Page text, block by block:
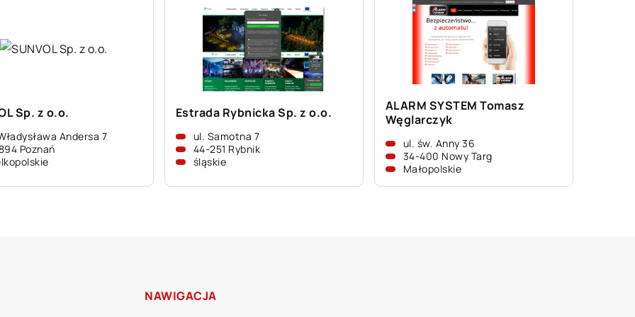
Sp. z o.o.
Andersa 7
Poznań
Estrada Rybnicka Sp. z o.o.
ul. Samotna 7
44-251 Rybnik
śląskie
ALARM SYSTEM Tomasz
Węglarczyk
ul. św. Anny 36
34-400 Nowy Targ
Małopolskie
NAWIGACJA